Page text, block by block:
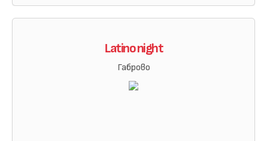
Latino night
Габрово